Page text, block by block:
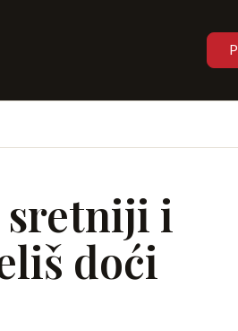
sretniji i
doći